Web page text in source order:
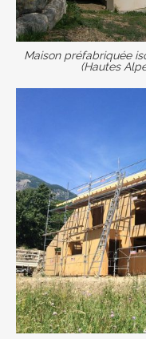
Maison préfabriquée
(Hautes